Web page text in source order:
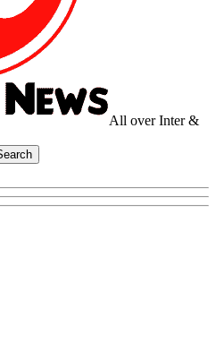
All over Inter &